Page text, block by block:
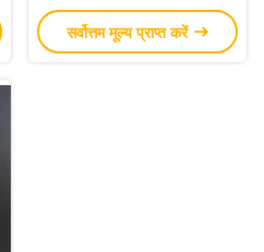
पॉलिएस्टर ऊन अस्तर सुरक्षा
चिंतनशील जैकेट
सर्वोत्तम मूल्य प्राप्त करें